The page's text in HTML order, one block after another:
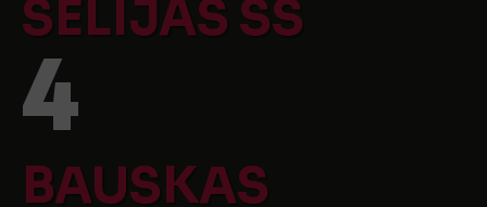
SĒLIJAS SS
4
BAUSKAS